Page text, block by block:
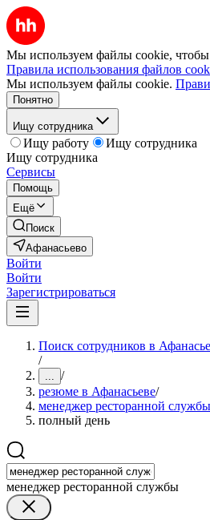
Мы используем файлы cookie, чтобы
Правила использования файлов
Мы используем файлы cookie.
Понятно
Ищу сотрудника
Ищу работу
Ищу сотрудника
Ищу сотрудника
Сервисы
Помощь
Ещё
Поиск
Афанасьево
Войти
Войти
Зарегистрироваться
Поиск сотрудников в
/
... /
резюме в Афанасьеве/
менеджер ресторанной службы
полный день
менеджер ресторанной службы